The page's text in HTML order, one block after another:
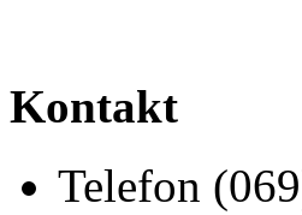
Kontakt
Telefon